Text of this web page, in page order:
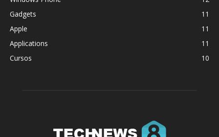
Gadgets
11
Apple
11
Applications
11
Cursos
10